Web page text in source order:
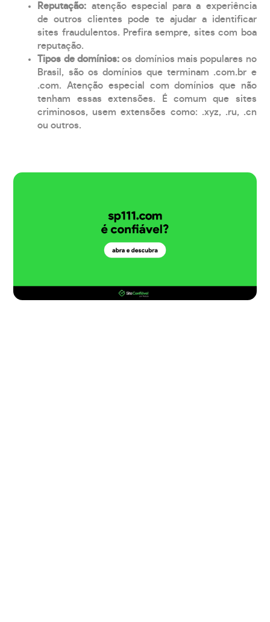
Reputação: atenção especial para a experiência
de outros clientes pode te ajudar a identificar
sites fraudulentos. Prefira sempre, sites com boa
reputação.
Tipos de domínios:os domínios mais populares no
Brasil, são os domínios que terminam .com.br e
.com. Atenção especial com domínios que não
tenham essas extensões. É comum que sites
criminosos, usem extensões como: .xyz, .ru, .cn
ou outros.